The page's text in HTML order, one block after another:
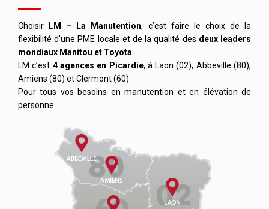
Choisir LM – La Manutention, c’est faire le choix de la
flexibilité d’une PME locale et de la qualité des deux leaders
mondiaux Manitou et Toyota
LM c’est 4 agences en Picardie, à Laon (02), Abbeville (80),
Amiens (80) et Clermont (60)
Pour tous vos besoins en manutention et en élévation de
personne.